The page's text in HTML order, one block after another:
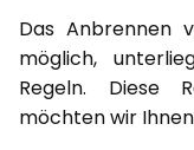
Das Anbrennen
möglich,
Regeln. Diese
möchten wir